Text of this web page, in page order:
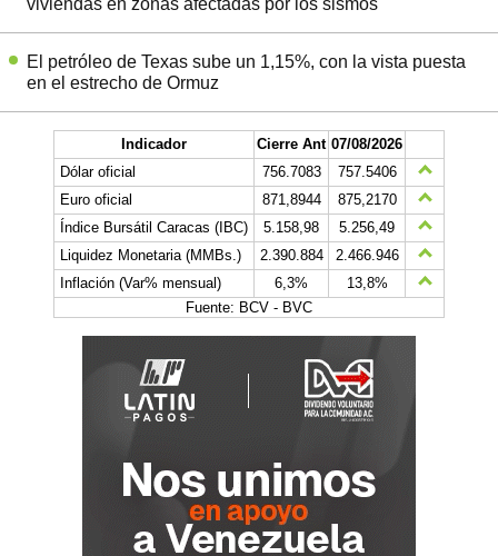
viviendas en zonas afectadas por los sismos
El petróleo de Texas sube un 1,15%, con la vista puesta
en el estrecho de Ormuz
Indicador Cierre Ant 07/08/2026
Dólar oficial
756.7083
757.5406
Euro oficial
871,8944
875,2170
Índice Bursátil Caracas (IBC)
5.158,98
5.256,49
Liquidez Monetaria (MMBs.)
2.390.884
2.466.946
Inflación (Var% mensual)
6,3%
13,8%
Fuente: BCV - BVC